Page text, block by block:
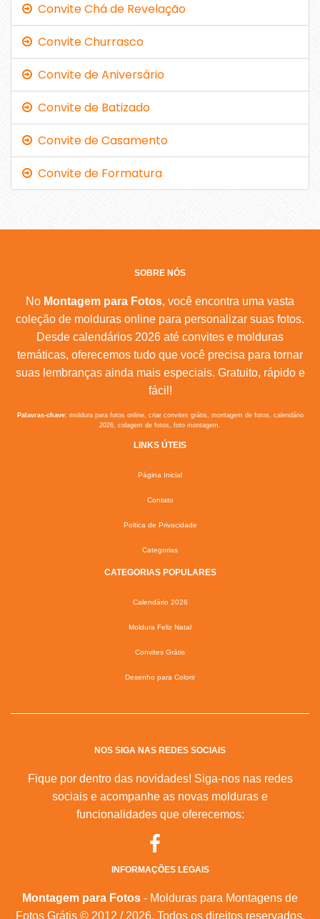
Convite Chá de Revelação
Convite Churrasco
Convite de Aniversário
Convite de Batizado
Convite de Casamento
Convite de Formatura
SOBRE NÓS
No Montagem para Fotos, você encontra uma vasta
coleção de molduras online para personalizar suas fotos.
Desde calendários 2026 até convites e molduras
temáticas, oferecemos tudo que você precisa para tornar
suas lembranças ainda mais especiais. Gratuito, rápido e
fácil!
Palavras-chave:moldura para fotos online, criar convites grátis, montagem de fotos, calendário
2026, colagem de fotos, foto montagem.
LINKS ÚTEIS
Página Inicial
Contato
Poltica de Privacidade
Categorias
CATEGORIAS POPULARES
Calendário 2026
Moldura Feliz Natal
Convites Grátis
Desenho para Colorir
NOS SIGA NAS REDES SOCIAIS
Fique por dentro das novidades! Siga-nos nas redes
sociais e acompanhe as novas molduras e
funcionalidades que oferecemos:
INFORMAÇÕES LEGAIS
Montagem para Fotos - Molduras para Montagens de
Fotos Grátis © 2012 / 2026. Todos os direitos reservados.